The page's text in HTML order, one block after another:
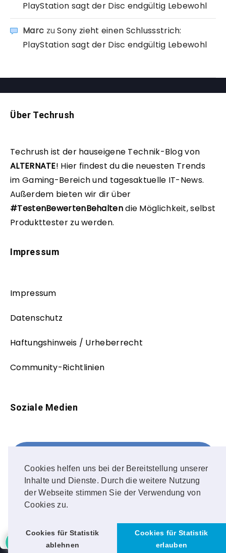
Cookies helfen uns bei der Bereitstellung unserer
Inhalte und Dienste. Durch die weitere Nutzung
der Webseite stimmen Sie der Verwendung von
Cookies zu.
Cookies für Statistik
ablehnen
Cookies für Statistik
erlauben
PlayStation sagt der Disc endgültig Lebewohl
Marc zuSony zieht einen Schlussstrich:
PlayStation sagt der Disc endgültig Lebewohl
Über Techrush
Techrush ist der hauseigene Technik-Blog von
ALTERNATE! Hier findest du die neuesten Trends
im Gaming-Bereich und tagesaktuelle IT-News.
Außerdem bieten wir dir über
#TestenBewertenBehaltendie Möglichkeit, selbst
Produkttester zu werden.
Impressum
Impressum
Datenschutz
Haftungshinweis / Urheberrecht
Community-Richtlinien
Soziale Medien
FOLLOW ME!
Instagram
OUR PHOTOS!